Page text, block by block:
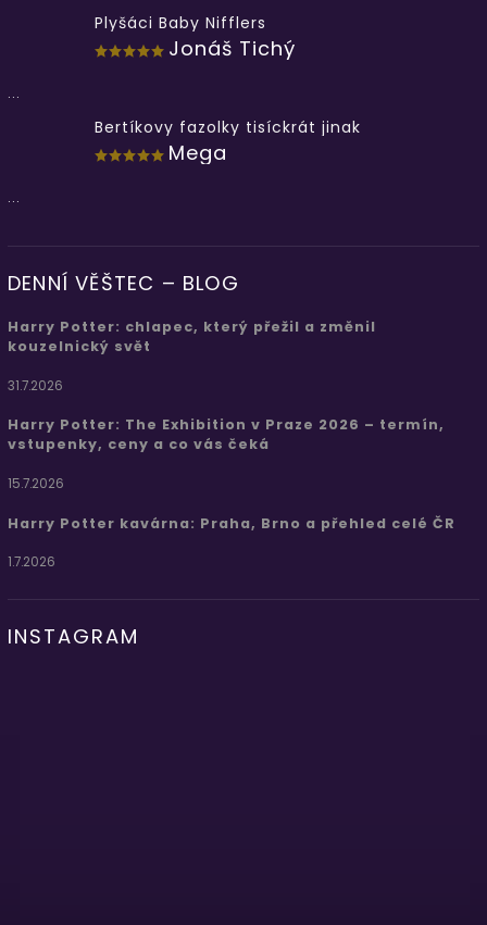
Plyšáci Baby Nifflers
Jonáš Tichý
...
Bertíkovy fazolky tisíckrát jinak
Mega
...
DENNÍ VĚŠTEC – BLOG
Harry Potter: chlapec, který přežil a změnil
kouzelnický svět
31.7.2026
Harry Potter: The Exhibition v Praze 2026 – termín,
vstupenky, ceny a co vás čeká
15.7.2026
Harry Potter kavárna: Praha, Brno a přehled celé ČR
1.7.2026
INSTAGRAM